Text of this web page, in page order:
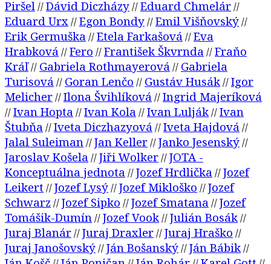
Piršel//Dávid Diczházy//Eduard Chmelár//
Eduard Urx//Egon Bondy//Emil Višňovský//
Erik Germuška //Etela Farkašová //Eva
Hrabková //Fero //František Škvrnda //Fraňo
Kráľ// Gabriela Rothmayerová // Gabriela
Turisová // Goran Lenčo // Gustáv Husák//Igor
Melicher//Ilona Švihlíková //Ingrid Majeríková
//Ivan Hopta //Ivan Kola //Ivan Lulják//Ivan
Štubňa //Iveta Diczhazyová //Iveta Hajdová //
Jalal Suleiman//Jan Keller//Janko Jesenský//
Jaroslav Košela //Jiři Wolker//JOTA -
Konceptuálna jednota //Jozef Hrdlička //Jozef
Leikert//Jozef Lysý//Jozef Mikloško //Jozef
Schwarz //Jozef Sipko //Jozef Smatana //Jozef
Tomášik-Dumín//Jozef Vook//Julián Bosák//
Juraj Blanár//Juraj Draxler//Juraj Hraško //
Juraj Janošovský//Ján Bošanský//Ján Bábik//